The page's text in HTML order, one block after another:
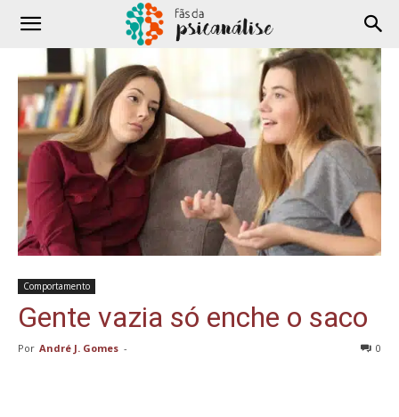
Comportamento
Gente vazia só enche o saco
Por André J. Gomes - 0